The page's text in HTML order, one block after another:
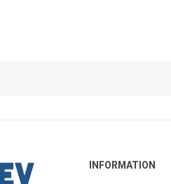
INFORMATION